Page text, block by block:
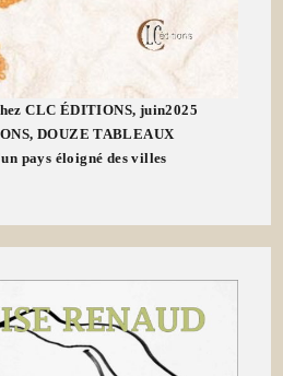
CLC ÉDITIONS, juin2025
DOUZE TABLEAUX
pays éloigné des villes